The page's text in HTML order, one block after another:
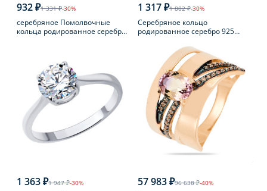
932 ₽1 331 ₽-30%
серебряное Помолвочные
кольца родированное серебро
1 317 ₽1 882 ₽-30%
Серебряное кольцо
родированное серебро 925
1 363 ₽1 947 ₽-30% 57 983 ₽96 638 ₽-40%